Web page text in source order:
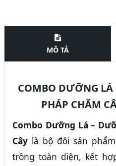
MÔ TẢ
COMBO DƯỠNG
PHÁP CHĂM
Combo Dưỡng Lá –
Cây là bộ đôi sản
trồng toàn diện, kết